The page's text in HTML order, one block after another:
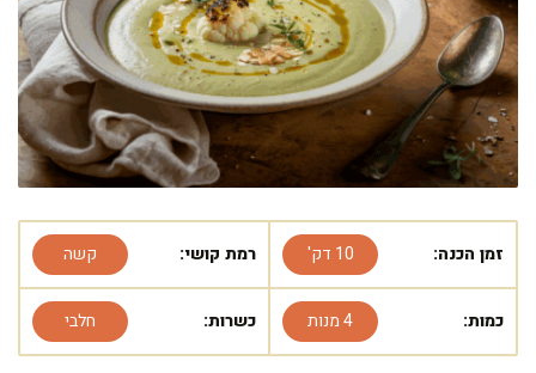
זמן הכנה: 10 דק' רמת קושי: קשה
כמות: 4 מנות כשרות: חלבי